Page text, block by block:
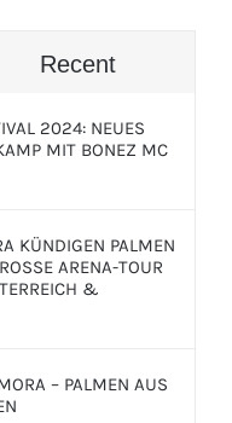
Recent
2024: NEUES
MIT BONEZ MC
KÜNDIGEN PALMEN
ARENA-TOUR
&
– PALMEN AUS